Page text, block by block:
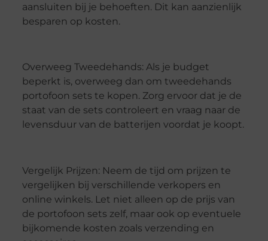
aansluiten bij je behoeften. Dit kan aanzienlijk
besparen op kosten.
Overweeg Tweedehands: Als je budget
beperkt is, overweeg dan om tweedehands
portofoon sets te kopen. Zorg ervoor dat je de
staat van de sets controleert en vraag naar de
levensduur van de batterijen voordat je koopt.
Vergelijk Prijzen: Neem de tijd om prijzen te
vergelijken bij verschillende verkopers en
online winkels. Let niet alleen op de prijs van
de portofoon sets zelf, maar ook op eventuele
bijkomende kosten zoals verzending en